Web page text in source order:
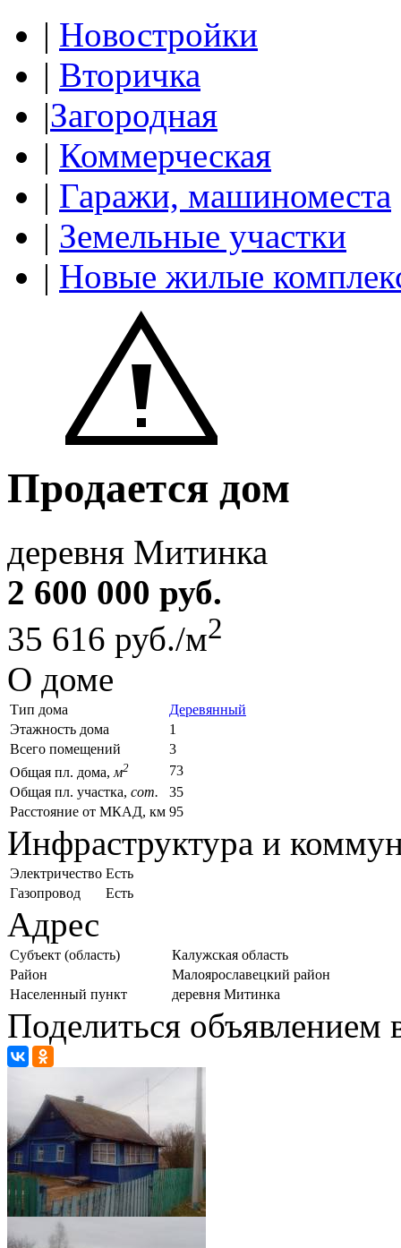
| Новостройки
| Вторичка
|Загородная
| Коммерческая
| Гаражи, машиноместа
| Земельные участки
| Новые жилые
Продается дом
деревня Митинка
2 600 000 руб.
35 616 руб./м2
О доме
Тип дома
Деревянный
Этажность дома
1
Всего помещений
3
Общая пл. дома, м2
73
Общая пл. участка, сот.
35
Расстояние от МКАД, км 95
Инфраструктура и
Электричество Есть
Газопровод
Есть
Адрес
Субъект (область)
Калужская область
Район
Малоярославецкий район
Населенный пункт
деревня Митинка
Поделиться объявлением